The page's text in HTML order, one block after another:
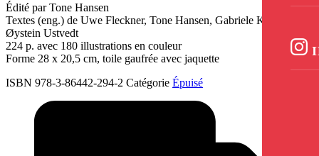
Édité par Tone Hansen
Textes (eng.) de Uwe Fleckner, Tone Hansen, Gabriele Knapstein,
Øystein Ustvedt
224 p. avec 180 illustrations en couleur
Forme 28 x 20,5 cm, toile gaufrée avec jaquette
ISBN 978-3-86442-294-2 Catégorie Épuisé